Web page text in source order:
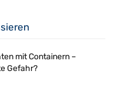
mit Containern –
Gefahr?